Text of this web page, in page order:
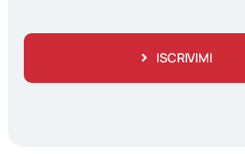
ISCRIVIMI